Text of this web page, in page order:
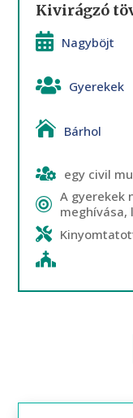
Kivirágzó
Nagyböjt
Gyerekek
Bárhol
egy civil
A gyerekek
meghívása,